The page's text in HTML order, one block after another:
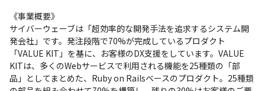
《事業概要》
サイバーウェーブは「超効率的な開発手法を追求するシステム開
発会社」です。発注段階で70%が完成しているプロダクト
「VALUE KIT」を基に、お客様のDX支援をしています。VALUE
KITは、多くのWebサービスで利用される機能を25種類の「部
品」としてまとめた、Ruby on Railsベースのプロダクト。25種類